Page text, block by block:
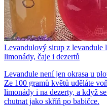
Levandulový sirup z levandule
limonády, čaje i dezertů
Levandule není jen okrasa u
Ze 100 gramů květů uděláte
limonády i na dezerty, a když
chutnat jako skříň po babičce.